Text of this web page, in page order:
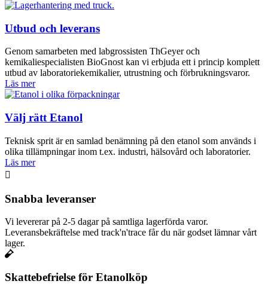
Utbud och leverans
Genom samarbeten med labgrossisten ThGeyer och
kemikaliespecialisten BioGnost kan vi erbjuda ett i princip komplett
utbud av laboratoriekemikalier, utrustning och förbrukningsvaror.
Läs mer
Välj rätt Etanol
Teknisk sprit är en samlad benämning på den etanol som används i
olika tillämpningar inom t.ex. industri, hälsovård och laboratorier.
Läs mer
Snabba leveranser
Vi levererar på 2-5 dagar på samtliga lagerförda varor.
Leveransbekräftelse med track'n'trace får du när godset lämnar vårt
lager.
Skattebefrielse för Etanolköp